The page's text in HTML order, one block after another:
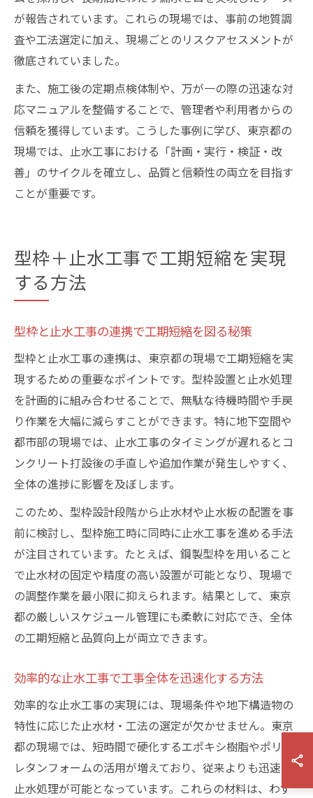
が報告されています。これらの現場では、事前の地質調
査や工法選定に加え、現場ごとのリスクアセスメントが
徹底されていました。
また、施工後の定期点検体制や、万が一の際の迅速な対
応マニュアルを整備することで、管理者や利用者からの
信頼を獲得しています。こうした事例に学び、東京都の
現場では、止水工事における「計画・実行・検証・改
善」のサイクルを確立し、品質と信頼性の両立を目指す
ことが重要です。
型枠＋止水工事で工期短縮を実現
する方法
型枠と止水工事の連携で工期短縮を図る秘策
型枠と止水工事の連携は、東京都の現場で工期短縮を実
現するための重要なポイントです。型枠設置と止水処理
を計画的に組み合わせることで、無駄な待機時間や手戻
り作業を大幅に減らすことができます。特に地下空間や
都市部の現場では、止水工事のタイミングが遅れるとコ
ンクリート打設後の手直しや追加作業が発生しやすく、
全体の進捗に影響を及ぼします。
このため、型枠設計段階から止水材や止水板の配置を事
前に検討し、型枠施工時に同時に止水工事を進める手法
が注目されています。たとえば、鋼製型枠を用いること
で止水材の固定や精度の高い設置が可能となり、現場で
の調整作業を最小限に抑えられます。結果として、東京
都の厳しいスケジュール管理にも柔軟に対応でき、全体
の工期短縮と品質向上が両立できます。
効率的な止水工事で工事全体を迅速化する方法
効率的な止水工事の実現には、現場条件や地下構造物の
特性に応じた止水材・工法の選定が欠かせません。東京
都の現場では、短時間で硬化するエポキシ樹脂やポリウ
レタンフォームの活用が増えており、従来よりも迅速な
止水処理が可能となっています。これらの材料は、わず